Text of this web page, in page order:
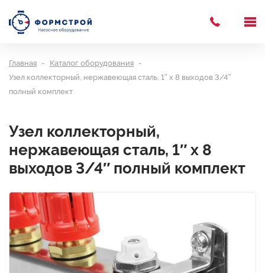
Главная
Каталог оборудования
Узел коллекторный, нержавеющая сталь, 1″ х 8 выходов 3/4″
полный комплект
Узел коллекторный,
нержавеющая сталь, 1″ х 8
выходов 3/4″ полный комплект